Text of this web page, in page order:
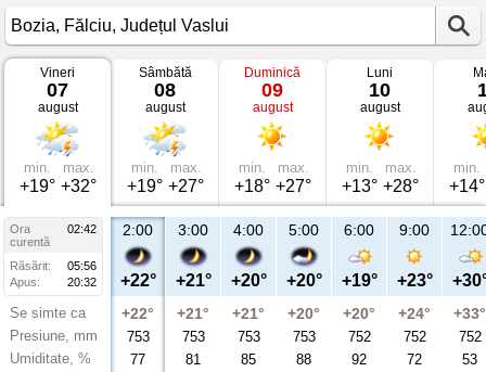
Vremea
Bozia
Fălciu,
Județul
Vaslui
Vineri
07
august
min.
+19°
max.
+32°
Sâmbătă
08
august
min.
+19°
max.
+27°
Duminică
09
august
min.
+18°
max.
+27°
Luni
10
august
min.
+13°
max.
+28°
min.
+14°
Ora
02:42
curentă
Răsărit:
05:56
Apus:
20:32
Se simte ca
Presiune, mm
Umiditate, %
2:00
+22°
+22°
753
77
3:00
+21°
+21°
753
81
4:00
+20°
+21°
753
85
5:00
+20°
+20°
753
88
6:00
+19°
+20°
752
92
9:00
+23°
+24°
752
72
+33°
752
53